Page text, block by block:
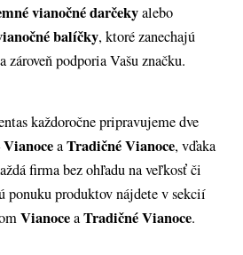
vianočné darčekyalebo
balíčky, ktoré zanechajú
podporia Vašu značku.
každoročne pripravujeme dve
VianoceaTradičné Vianoce, vďaka
firma bez ohľadu na veľkosť či
ponuku produktov nájdete v sekcií
VianoceaTradičné Vianoce.